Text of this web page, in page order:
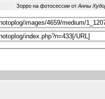
Зорро на фотосессии от Анны